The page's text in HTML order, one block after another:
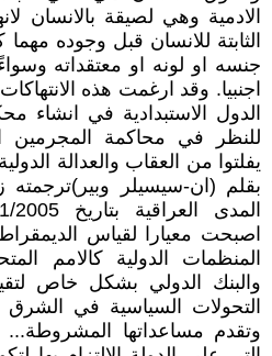
الادمية وهي لصيقة بالانسان
الثابتة للانسان قبل وجوده مهما
جنسه او لونه او معتقداته
اجنبيا. وقد ارغمت هذه
الدول الاستبدادية في انشاء
للنظر في محاكمة المجرمين
يفلتوا من العقاب والعدالة
بقلم (ان-سيسيلر
اصبحت معيارا لقياس
المنظمات الدولية كالامم
والبنك الدولي بشكل خاص
التحولات السياسية في
وتقدم مساعداتها